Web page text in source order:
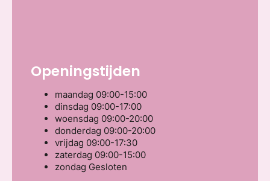
Openingstijden
maandag 09:00-15:00
dinsdag 09:00-17:00
woensdag 09:00-20:00
donderdag 09:00-20:00
vrijdag 09:00-17:30
zaterdag 09:00-15:00
zondag Gesloten